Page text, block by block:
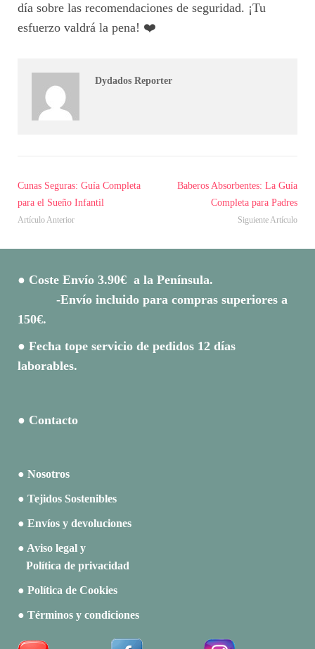
día sobre las recomendaciones de seguridad. ¡Tu
esfuerzo valdrá la pena! ❤️
Dydados Reporter
Cunas Seguras: Guía Completa
para el Sueño Infantil
Artículo Anterior
Baberos Absorbentes: La Guía
Completa para Padres
Siguiente Artículo
● Coste Envío 3.90€ a la Península.
-Envío incluido para compras superiores a
150€.
● Fecha tope servicio de pedidos 12 días
laborables.
● Contacto
● Nosotros
● Tejidos Sostenibles
● Envíos y devoluciones
● Aviso legal y
Política de privacidad
● Política de Cookies
● Términos y condiciones